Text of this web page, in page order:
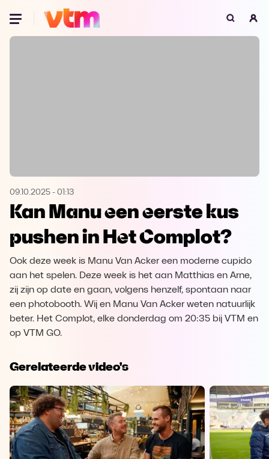
Oeps, browser niet ondersteund
Microsoft Edge Download
Opera Download
09.10.2025 - 01:13
Kan Manu een eerste kus
pushen in Het Complot?
Ook deze week is Manu Van Acker een moderne cupido
aan het spelen. Deze week is het aan Matthias en Arne,
zij zijn op date en gaan, volgens henzelf, spontaan naar
een photobooth. Wij en Manu Van Acker weten natuurlijk
beter. Het Complot, elke donderdag om 20:35 bij VTM en
op VTM GO.
Gerelateerde video's